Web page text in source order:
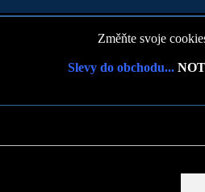
Změňte svoje
Slevy do obchodu...